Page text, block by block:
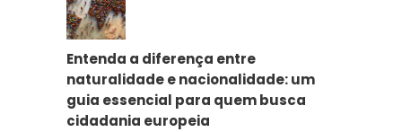
Entenda a diferença entre
naturalidade e nacionalidade: um
guia essencial para quem busca
cidadania europeia